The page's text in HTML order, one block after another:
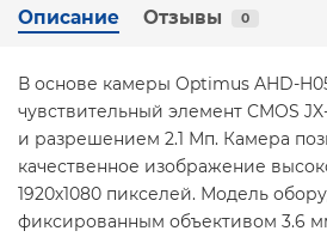
Описание Отзывы 0
В основе камеры Optimus AHD-
чувствительный элемент CMOS
и разрешением 2.1 Мп. Камера
качественное изображение
1920х1080 пикселей. Модель
фиксированным объективом 3.6